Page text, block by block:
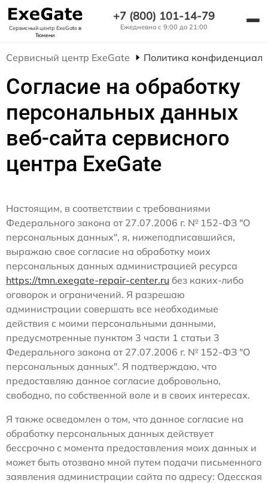
Сервисный центр ExeGateв
Тюмени
+7 (800) 101-14-79
Ежедневно с 9:00 до 21:00
Сервисный центр ExeGate Политика
Согласие на обработку
персональных данных
веб-сайта сервисного
центра ExeGate
Настоящим, в соответствии с требованиями
Федерального закона от 27.07.2006 г. № 152-ФЗ "О
персональных данных", я, нижеподписавшийся,
выражаю свое согласие на обработку моих
персональных данных администрацией ресурса
https://tmn.exegate-repair-center.ru без каких-либо
оговорок и ограничений. Я разрешаю
администрации совершать все необходимые
действия с моими персональными данными,
предусмотренные пунктом 3 части 1 статьи 3
Федерального закона от 27.07.2006 г. № 152-ФЗ "О
персональных данных". Я подтверждаю, что
предоставляю данное согласие добровольно,
свободно, по собственной воле и в своих интересах.
Я также осведомлен о том, что данное согласие на
обработку персональных данных действует
бессрочно с момента предоставления моих данных и
может быть отозвано мной путем подачи письменного
заявления администрации сайта по адресу: Одесская